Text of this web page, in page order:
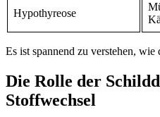
Hypothyreose
Es ist spannend zu ​verstehen,⁢
Die Rolle der
Stoffwechsel